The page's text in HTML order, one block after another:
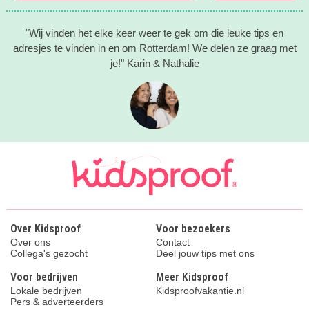
"Wij vinden het elke keer weer te gek om die leuke tips en
adresjes te vinden in en om Rotterdam! We delen ze graag met
je!" Karin & Nathalie
Over Kidsproof
Over ons
Collega's gezocht
Voor bezoekers
Contact
Deel jouw tips met ons
Voor bedrijven
Lokale bedrijven
Pers & adverteerders
Meer Kidsproof
Kidsproofvakantie.nl